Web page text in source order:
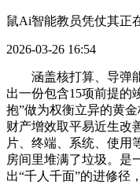
鼠Ai智能教员凭仗其正
2026-03-26 16:54
涵盖核打算、导弹能
出一份包含15项前提的
抱”做为权衡立异的黄
财产增效取平易近生改
片、终端、系统、使用
房间里堆满了垃圾。是
出“千人千面”的进修径